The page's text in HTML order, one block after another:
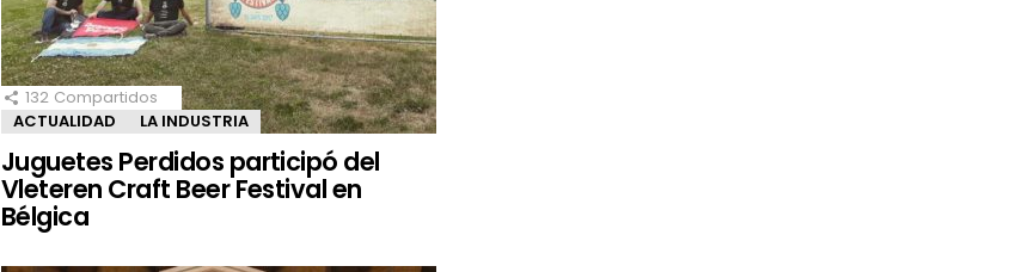
132 Compartidos
ACTUALIDAD
LA INDUSTRIA
Juguetes Perdidos participó del
Vleteren Craft Beer Festival en
Bélgica